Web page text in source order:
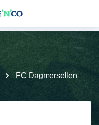
FC Dagmersellen